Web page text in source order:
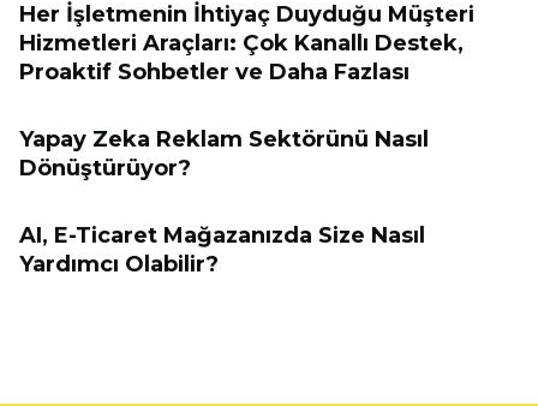
Her İşletmenin İhtiyaç Duyduğu Müşteri
Hizmetleri Araçları: Çok Kanallı Destek,
Proaktif Sohbetler ve Daha Fazlası
Yapay Zeka Reklam Sektörünü Nasıl
Dönüştürüyor?
AI, E-Ticaret Mağazanızda Size Nasıl
Yardımcı Olabilir?